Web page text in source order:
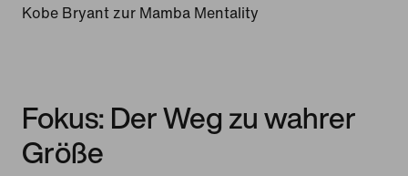
Kobe Bryant zur Mamba Mentality
Fokus: Der Weg zu wahrer
Größe